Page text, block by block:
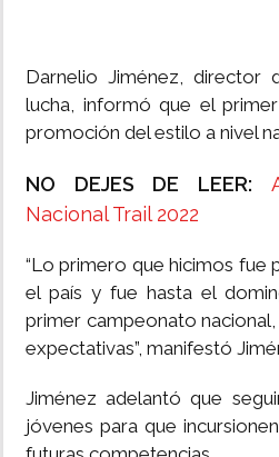
Darnelio Jiménez, director
lucha, informó que el
promoción del estilo a nivel
NO DEJES DE LEER:
Nacional Trail 2022
“Lo primero que hicimos
el país y fue hasta el
primer campeonato
expectativas”, manifestó
Jiménez adelantó que
jóvenes para que